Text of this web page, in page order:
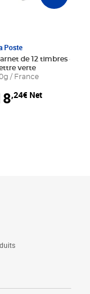
panier
Poste
de 12 timbres - Le
verte
/ France
,24€ Net